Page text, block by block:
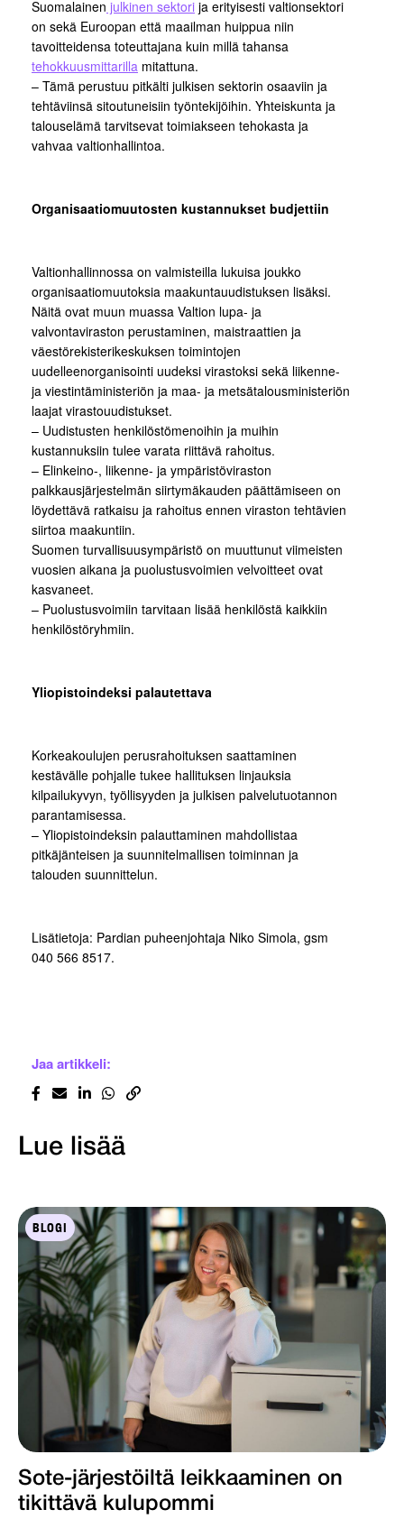
Suomalainen julkinen sektori ja erityisesti valtionsektori
on sekä Euroopan että maailman huippua niin
tavoitteidensa toteuttajana kuin millä tahansa
tehokkuusmittarilla mitattuna.
– Tämä perustuu pitkälti julkisen sektorin osaaviin ja
tehtäviinsä sitoutuneisiin työntekijöihin. Yhteiskunta ja
talouselämä tarvitsevat toimiakseen tehokasta ja
vahvaa valtionhallintoa.
Organisaatiomuutosten kustannukset budjettiin
Valtionhallinnossa on valmisteilla lukuisa joukko
organisaatiomuutoksia maakuntauudistuksen lisäksi.
Näitä ovat muun muassa Valtion lupa- ja
valvontaviraston perustaminen, maistraattien ja
väestörekisterikeskuksen toimintojen
uudelleenorganisointi uudeksi virastoksi sekä liikenne-
ja viestintäministeriön ja maa- ja metsätalousministeriön
laajat virastouudistukset.
– Uudistusten henkilöstömenoihin ja muihin
kustannuksiin tulee varata riittävä rahoitus.
– Elinkeino-, liikenne- ja ympäristöviraston
palkkausjärjestelmän siirtymäkauden päättämiseen on
löydettävä ratkaisu ja rahoitus ennen viraston tehtävien
siirtoa maakuntiin.
Suomen turvallisuusympäristö on muuttunut viimeisten
vuosien aikana ja puolustusvoimien velvoitteet ovat
kasvaneet.
– Puolustusvoimiin tarvitaan lisää henkilöstä kaikkiin
henkilöstöryhmiin.
Yliopistoindeksi palautettava
Korkeakoulujen perusrahoituksen saattaminen
kestävälle pohjalle tukee hallituksen linjauksia
kilpailukyvyn, työllisyyden ja julkisen palvelutuotannon
parantamisessa.
– Yliopistoindeksin palauttaminen mahdollistaa
pitkäjänteisen ja suunnitelmallisen toiminnan ja
talouden suunnittelun.
Lisätietoja: Pardian puheenjohtaja Niko Simola, gsm
040 566 8517.
Jaa artikkeli:
Lue lisää
BLOGI
Sote-järjestöiltä leikkaaminen on
tikittävä kulupommi